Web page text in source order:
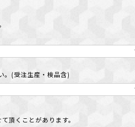
。(受注生産・検品含)
頂くことがあります。